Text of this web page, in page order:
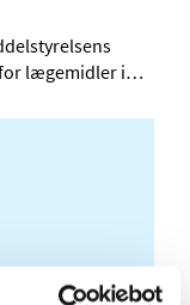
lægemidler i…